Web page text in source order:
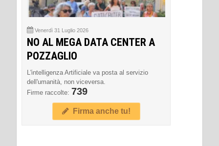
Venerdì 31 Luglio 2026
NO AL MEGA DATA CENTER A
POZZAGLIO
L'intelligenza Artificiale va posta al servizio
dell'umanità, non viceversa.
Firme raccolte: 739
Firma anche tu!